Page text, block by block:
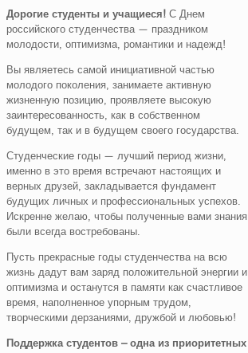
Дорогие студенты и учащиеся! С Днем
российского студенчества — праздником
молодости, оптимизма, романтики и надежд!
Вы являетесь самой инициативной частью
молодого поколения, занимаете активную
жизненную позицию, проявляете высокую
заинтересованность, как в собственном
будущем, так и в будущем своего государства.
Студенческие годы — лучший период жизни,
именно в это время встречают настоящих и
верных друзей, закладывается фундамент
будущих личных и профессиональных успехов.
Искренне желаю, чтобы полученные вами знания
были всегда востребованы.
Пусть прекрасные годы студенчества на всю
жизнь дадут вам заряд положительной энергии и
оптимизма и останутся в памяти как счастливое
время, наполненное упорным трудом,
творческими дерзаниями, дружбой и любовью!
Поддержка студентов – одна из приоритетных